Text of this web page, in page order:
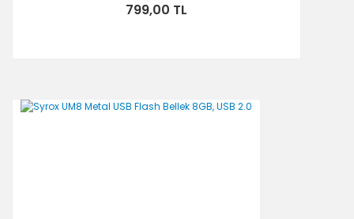
799,00 TL